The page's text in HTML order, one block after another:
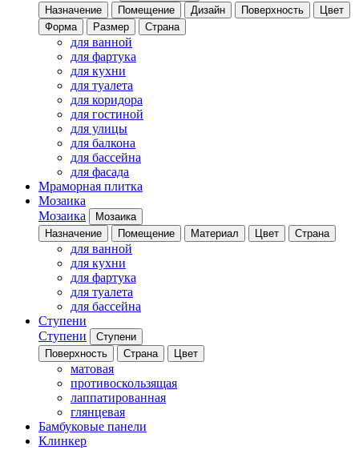
Назначение
Помещение Дизайн Поверхность
Цвет
Форма
Размер Страна
для ванной
для фартука
для кухни
для туалета
для коридора
для гостиной
для улицы
для балкона
для бассейна
для фасада
Мраморная плитка
Мозаика
Мозаика
Мозаика
Назначение
Помещение Материал Цвет Страна
для ванной
для кухни
для фартука
для туалета
для бассейна
Ступени
Ступени
Ступени
Поверхность
Страна Цвет
матовая
противоскользящая
лаппатированная
глянцевая
Бамбуковые панели
Клинкер